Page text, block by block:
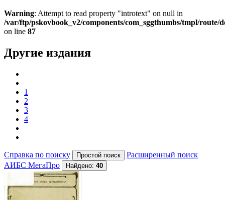
Warning: Attempt to read property "introtext" on null in
/var/ftp/pskovbook_v2/components/com_sggthumbs/tmpl/route/
on line 87
Другие издания
1
2
3
4
Справка по поиску
Расширенный поиск
АИБС МегаПро
Найдено: 40